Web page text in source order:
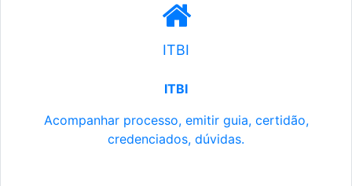
ITBI
ITBI
Acompanhar processo, emitir guia, certidão,
credenciados, dúvidas.